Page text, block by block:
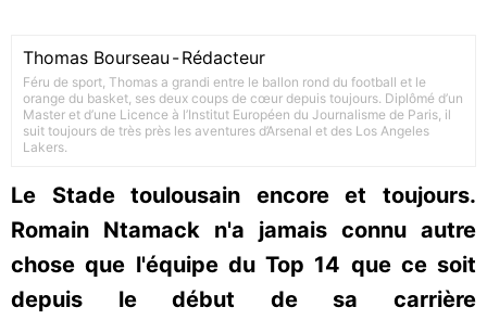
Thomas Bourseau -Rédacteur
Féru de sport, Thomas a grandi entre le ballon rond du football et le
orange du basket, ses deux coups de cœur depuis toujours. Diplômé d’un
Master et d’une Licence à l’Institut Européen du Journalisme de Paris, il
suit toujours de très près les aventures d’Arsenal et des Los Angeles
Lakers.
Le Stade toulousain encore et toujours.
Romain Ntamack n'a jamais connu autre
chose que l'équipe du Top 14 que ce soit
depuis le début de sa carrière